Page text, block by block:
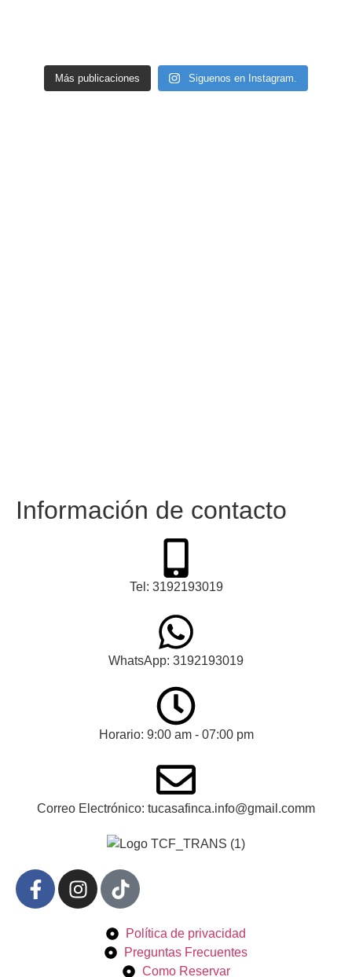
Más publicaciones Siguenos en Instagram.
Información de contacto
Tel: 3192193019
WhatsApp: 3192193019
Horario: 9:00 am - 07:00 pm
Correo Electrónico: tucasafinca.info@gmail.comm
Política de privacidad
Preguntas Frecuentes
Como Reservar